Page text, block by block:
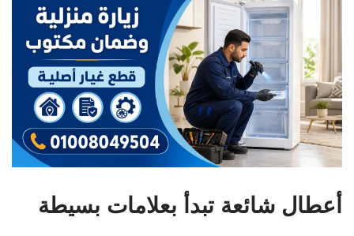
أعطال شائعة تبدأ بعلامات بسيطة